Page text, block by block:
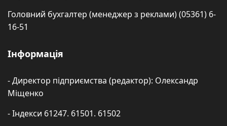
Головний бухгалтер (менеджер з реклами) (05361) 6-
16-51
Інформація
- Директор підприємства (редактор): Олександр
Міщенко
- Індекси 61247. 61501. 61502